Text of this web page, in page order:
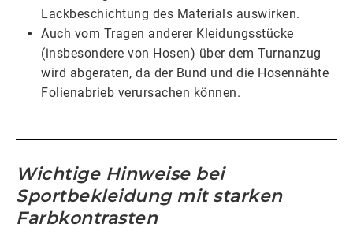
Lackbeschichtung des Materials auswirken.
Auch vom Tragen anderer Kleidungsstücke
(insbesondere von Hosen) über dem Turnanzug
wird abgeraten, da der Bund und die Hosennähte
Folienabrieb verursachen können.
Wichtige Hinweise bei
Sportbekleidung mit starken
Farbkontrasten